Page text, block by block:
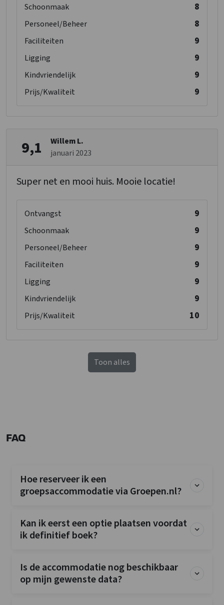
Schoonmaak 8
Personeel/Beheer 8
Faciliteiten 9
Ligging 9
Kindvriendelijk 9
Prijs/Kwaliteit 9
9,1
Willem L.
januari 2023
Super net en mooi huis. Mooie locatie!
Ontvangst 9
Schoonmaak 9
Personeel/Beheer 9
Faciliteiten 9
Ligging 9
Kindvriendelijk 9
Prijs/Kwaliteit 10
Toon alles
FAQ
Hoe reserveer ik een
groepsaccommodatie via Groepen.nl?
Kan ik eerst een optie plaatsen voordat
ik definitief boek?
Is de accommodatie nog beschikbaar
op mijn gewenste data?